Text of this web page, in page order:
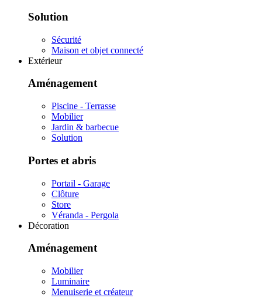
Solution
Sécurité
Maison et objet connecté
Extérieur
Aménagement
Piscine - Terrasse
Mobilier
Jardin & barbecue
Solution
Portes et abris
Portail - Garage
Clôture
Store
Véranda - Pergola
Décoration
Aménagement
Mobilier
Luminaire
Menuiserie et créateur